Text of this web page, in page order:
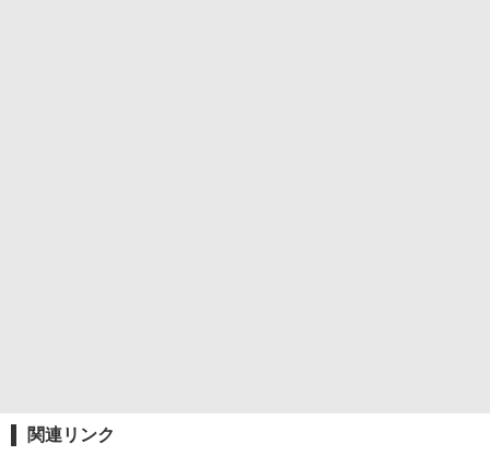
関連リンク